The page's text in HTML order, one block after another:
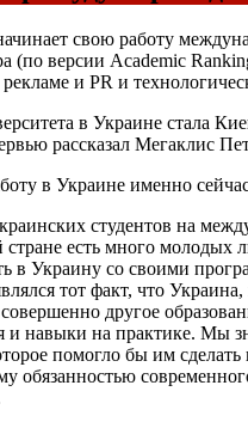
свою работу
(по версии Academic
и PR и
в Украине стала
рассказал Мегаклис
в Украине именно
студентов на
есть много молодых
в Украину со своими
тот факт, что
другое
и навыки на практике. Мы
помогло бы им
обязанностью